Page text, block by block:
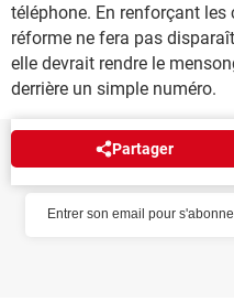
téléphone. En renforçant
réforme ne fera pas
elle devrait rendre le
derrière un simple numéro.
Partager
NEWSLETTER